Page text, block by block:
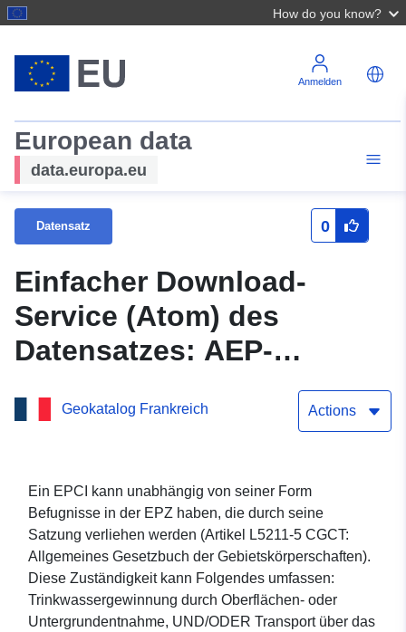
How do you know?
Anmelden
European data
data.europa.eu
Datensatz 0
Einfacher Download-
Service (Atom) des
Datensatzes: AEP-
Kompetenzgebiete 2022 im
Departement Orne
Geokatalog Frankreich Actions
Ein EPCI kann unabhängig von seiner Form
Befugnisse in der EPZ haben, die durch seine
Satzung verliehen werden (Artikel L5211-5 CGCT:
Allgemeines Gesetzbuch der Gebietskörperschaften).
Diese Zuständigkeit kann Folgendes umfassen:
Trinkwassergewinnung durch Oberflächen- oder
Untergrundentnahme, UND/ODER Transport über das